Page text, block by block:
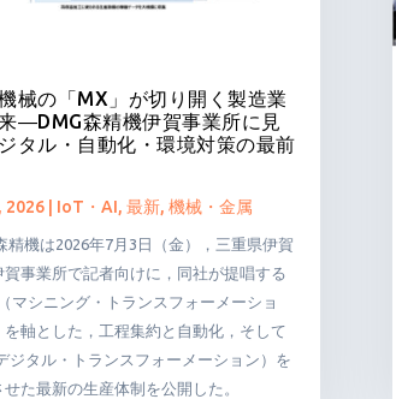
械の「MX」が切り開く製造業
―DMG森精機伊賀事業所に見
タル・自動化・環境対策の最前
2026 IoT・AI, 最新, 機械・金属
精機は2026年7月3日（金），三重県伊賀
賀事業所で記者向けに，同社が提唱する
（マシニング・トランスフォーメーショ
を軸とした，工程集約と自動化，そして
ジタル・トランスフォーメーション）を
せた最新の生産体制を公開した。